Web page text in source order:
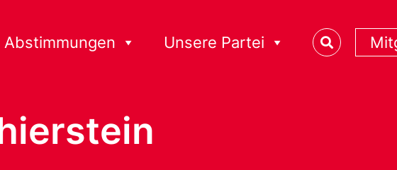
Abstimmungen Unsere Partei